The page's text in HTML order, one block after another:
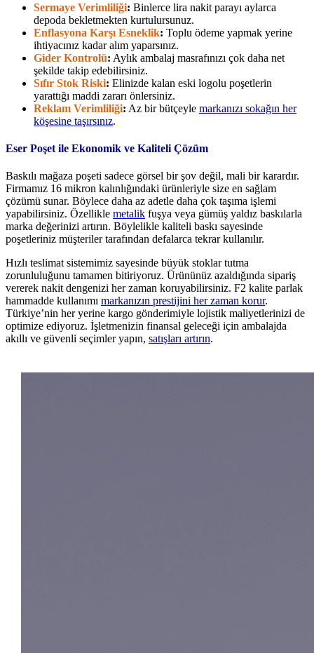
Sermaye Verimliliği: Binlerce lira nakit parayı aylarca
depoda bekletmekten kurtulursunuz.
Enflasyona Karşı Esneklik: Toplu ödeme yapmak yerine
ihtiyacınız kadar alım yaparsınız.
Gider Kontrolü: Aylık ambalaj masrafınızı çok daha net
şekilde takip edebilirsiniz.
Sıfır Stok Riski: Elinizde kalan eski logolu poşetlerin
yarattığı maddi zararı önlersiniz.
Reklam Verimliliği: Az bir bütçeyle markanızı sokağın her
köşesine taşırsınız.
Eser Poşet ile Ekonomik ve Kaliteli Çözüm
Baskılı mağaza poşeti sadece görsel bir şov değil, mali bir karardır.
Firmamız 16 mikron kalınlığındaki ürünleriyle size en sağlam
çözümü sunar. Böylece daha az adetle daha çok taşıma işlemi
yapabilirsiniz. Özellikle metalik fuşya veya gümüş yaldız baskılarla
marka değerinizi artırın. Böylelikle kaliteli baskı sayesinde
poşetleriniz müşteriler tarafından defalarca tekrar kullanılır.
Hızlı teslimat sistemimiz sayesinde büyük stoklar tutma
zorunluluğunu tamamen bitiriyoruz. Ürününüz azaldığında sipariş
vererek nakit dengenizi her zaman koruyabilirsiniz. F2 kalite parlak
hammadde kullanımı markanızın prestijini her zaman korur.
Türkiye’nin her yerine kargo gönderimiyle lojistik maliyetlerinizi de
optimize ediyoruz. İşletmenizin finansal geleceği için ambalajda
akıllı ve güvenli seçimler yapın, satışları artırın.